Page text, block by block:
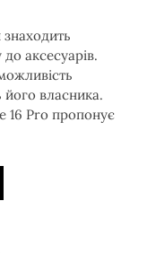
аксесуарів.
його власника.
16 Pro пропонує